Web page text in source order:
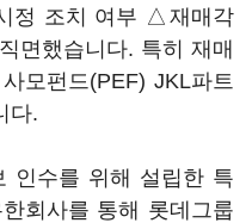
정 조치 여부 △재매각
면했습니다. 특히 재매
모펀드(PEF) JKL파트
다.
인수를 위해 설립한 특
회사를 통해 롯데그룹